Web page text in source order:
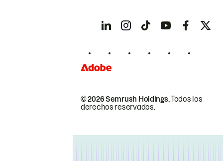
© 2026 Semrush Holdings.Todos los
derechos reservados.